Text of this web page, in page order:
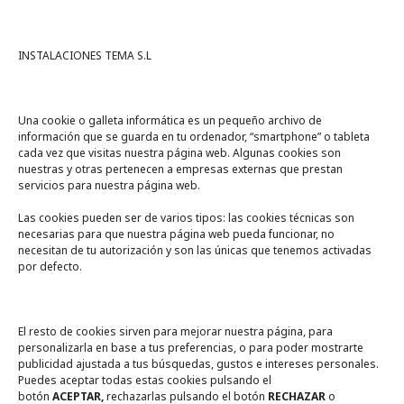
INSTALACIONES TEMA S.L
Una cookie o galleta informática es un pequeño archivo de
información que se guarda en tu ordenador, “smartphone” o tableta
cada vez que visitas nuestra página web. Algunas cookies son
nuestras y otras pertenecen a empresas externas que prestan
servicios para nuestra página web.
Las cookies pueden ser de varios tipos: las cookies técnicas son
necesarias para que nuestra página web pueda funcionar, no
necesitan de tu autorización y son las únicas que tenemos activadas
por defecto.
El resto de cookies sirven para mejorar nuestra página, para
personalizarla en base a tus preferencias, o para poder mostrarte
publicidad ajustada a tus búsquedas, gustos e intereses personales.
Puedes aceptar todas estas cookies pulsando el
botón ACEPTAR,rechazarlas pulsando el botón RECHAZARo
A un click
Tienda online Legal
Política de privacidad